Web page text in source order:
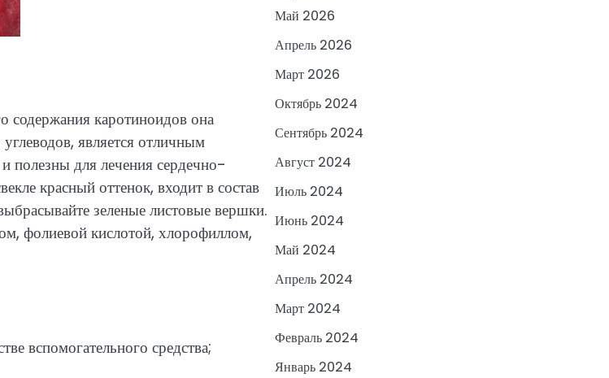
содержания каротиноидов она
является отличным
полезны для лечения сердечно-
красный оттенок, входит в состав
зеленые листовые вершки.
фолиевой кислотой, хлорофиллом,
вспомогательного средства;
Май 2026
Апрель 2026
Март 2026
Октябрь 2024
Сентябрь 2024
Август 2024
Июль 2024
Июнь 2024
Май 2024
Апрель 2024
Март 2024
Февраль 2024
Январь 2024